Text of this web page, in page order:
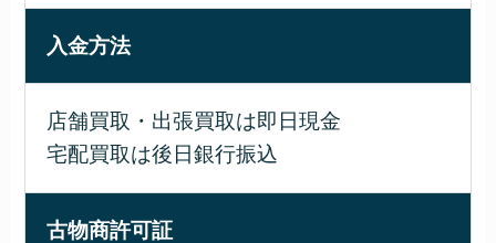
入金方法
店舗買取・出張買取は即日現金
宅配買取は後日銀行振込
古物商許可証